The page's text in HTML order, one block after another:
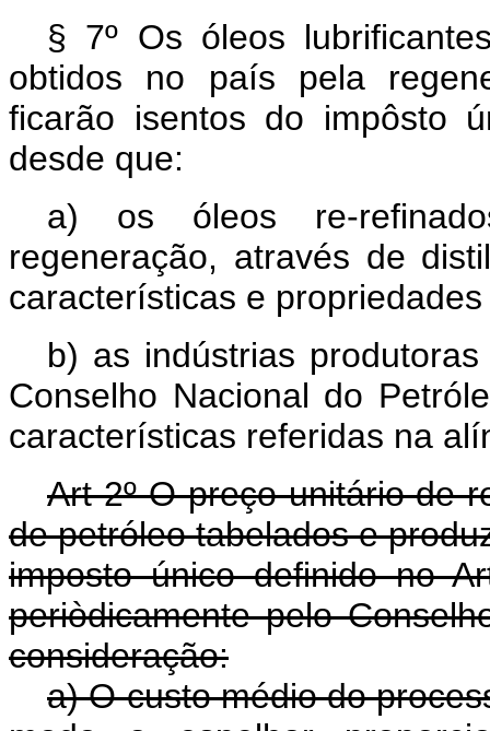
§ 7º Os óleos
obtidos no país pela
ficarão isentos do impôsto
desde que:
a) os óleos re-
regeneração, através de
características e
b) as indústrias
Conselho Nacional do
características referidas na
Art 2º O preço unitário de
de petróleo tabelados e
imposto único definido no
periòdicamente pelo
consideração:
a) O custo médio do